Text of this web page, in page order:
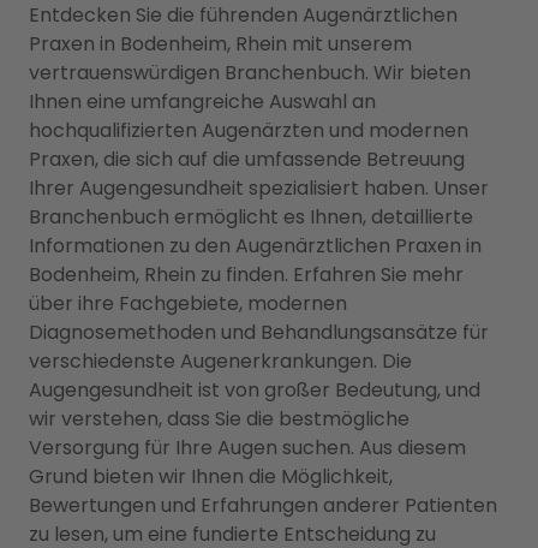
Entdecken Sie die führenden Augenärztlichen
Praxen in Bodenheim, Rhein mit unserem
vertrauenswürdigen Branchenbuch. Wir bieten
Ihnen eine umfangreiche Auswahl an
hochqualifizierten Augenärzten und modernen
Praxen, die sich auf die umfassende Betreuung
Ihrer Augengesundheit spezialisiert haben. Unser
Branchenbuch ermöglicht es Ihnen, detaillierte
Informationen zu den Augenärztlichen Praxen in
Bodenheim, Rhein zu finden. Erfahren Sie mehr
über ihre Fachgebiete, modernen
Diagnosemethoden und Behandlungsansätze für
verschiedenste Augenerkrankungen. Die
Augengesundheit ist von großer Bedeutung, und
wir verstehen, dass Sie die bestmögliche
Versorgung für Ihre Augen suchen. Aus diesem
Grund bieten wir Ihnen die Möglichkeit,
Bewertungen und Erfahrungen anderer Patienten
zu lesen, um eine fundierte Entscheidung zu